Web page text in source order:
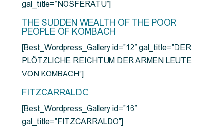
gal_title=”NOSFERATU”]
THE SUDDEN WEALTH OF THE POOR
PEOPLE OF KOMBACH
[Best_Wordpress_Gallery id=”12″ gal_title=”DER
PLÖTZLICHE REICHTUM DER ARMEN LEUTE
VON KOMBACH”]
FITZCARRALDO
[Best_Wordpress_Gallery id=”16″
gal_title=”FITZCARRALDO”]